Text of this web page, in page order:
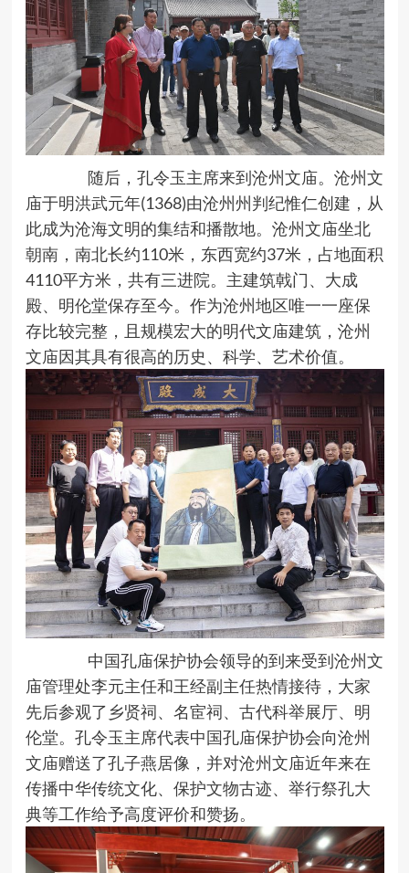
随后，孔令玉主席来到沧州文庙。沧州文
庙于明洪武元年(1368)由沧州州判纪惟仁创建，从
此成为沧海文明的集结和播散地。沧州文庙坐北
朝南，南北长约110米，东西宽约37米，占地面积
4110平方米，共有三进院。主建筑戟门、大成
殿、明伦堂保存至今。作为沧州地区唯一一座保
存比较完整，且规模宏大的明代文庙建筑，沧州
文庙因其具有很高的历史、科学、艺术价值。
中国孔庙保护协会领导的到来受到沧州文
庙管理处李元主任和王经副主任热情接待，大家
先后参观了乡贤祠、名宦祠、古代科举展厅、明
伦堂。孔令玉主席代表中国孔庙保护协会向沧州
文庙赠送了孔子燕居像，并对沧州文庙近年来在
传播中华传统文化、保护文物古迹、举行祭孔大
典等工作给予高度评价和赞扬。